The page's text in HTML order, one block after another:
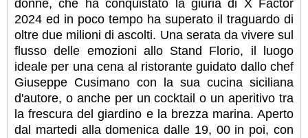
donne, che ha conquistato la giuria di X Factor
2024 ed in poco tempo ha superato il traguardo di
oltre due milioni di ascolti. Una serata da vivere sul
flusso delle emozioni allo Stand Florio, il luogo
ideale per una cena al ristorante guidato dallo chef
Giuseppe Cusimano con la sua cucina siciliana
d'autore, o anche per un cocktail o un aperitivo tra
la frescura del giardino e la brezza marina. Aperto
dal martedi alla domenica dalle 19, 00 in poi, con